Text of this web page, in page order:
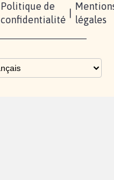
Politique de
confidentialité
légales